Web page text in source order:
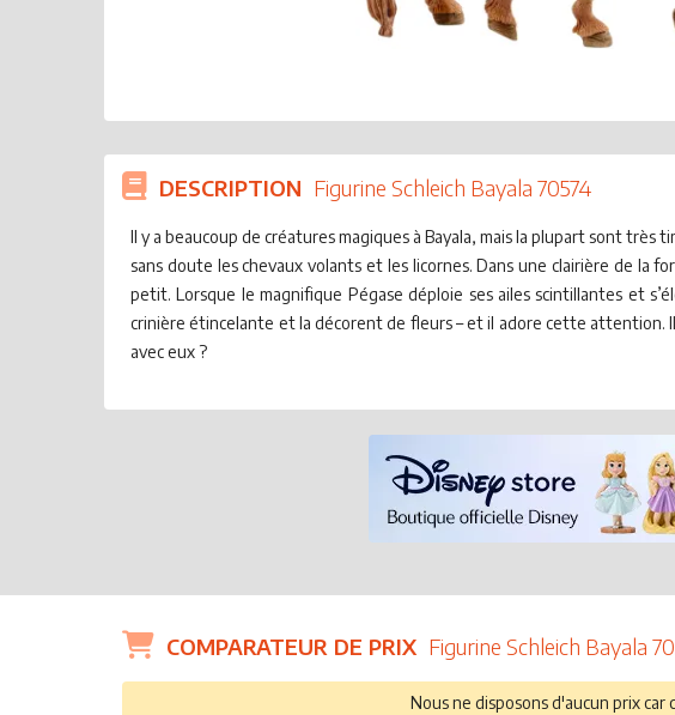
DESCRIPTION Figurine Schleich Bayala 70574
Il y a beaucoup de créatures magiques à Bayala, mais la plupart sont très
sans doute les chevaux volants et les licornes. Dans une clairière de la
petit. Lorsque le magnifique Pégase déploie ses ailes scintillantes et
crinière étincelante et la décorent de fleurs – et il adore cette attention.
avec eux ?
COMPARATEUR DE PRIX Figurine Schleich Bayala
Nous ne disposons d'aucun prix